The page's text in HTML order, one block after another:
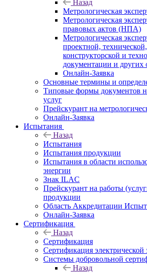
Назад
Метрологическая
Метрологическая
правовых актов (НПА)
Метрологическая
проектной,
конструкторской и
документации и других
Онлайн-Заявка
Основные термины и
Типовые формы документов
услуг
Прейскурант на
Онлайн-Заявка
Испытания
Назад
Испытания
Испытания продукции
Испытания в области
энергии
Знак ILAC
Прейскурант на работы
продукции
Область Аккредитации
Онлайн-Заявка
Сертификация
Назад
Сертификация
Сертификация электрической
Системы добровольной
Назад